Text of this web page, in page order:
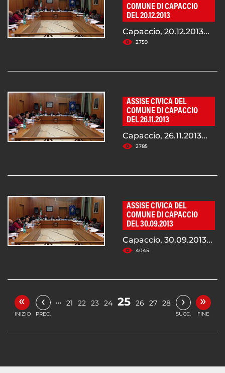
COMUNE DI CAPACCIO
DEL 20.12.2013
Capaccio, 20.12.2013...
2759
ASSISE CIVICA DEL
COMUNE DI CAPACCIO
DEL 26.11.2013
Capaccio, 26.11.2013...
2785
ASSISE CIVICA DEL
COMUNE DI CAPACCIO
DEL 30.09.2013
Capaccio, 30.09.2013...
4045
«
INIZIO
‹
PREC.
… 21 22 23 24 25 26 27 28 ›
SUCC.
»
FINE